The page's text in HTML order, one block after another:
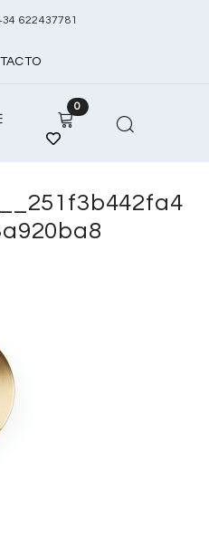
34 622437781
0